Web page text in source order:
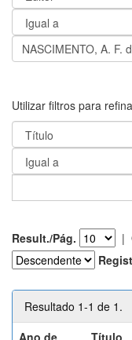
Utilizar filtros para
Result./Pág. |
Resultado 1-1 de 1.
Ano de
Título